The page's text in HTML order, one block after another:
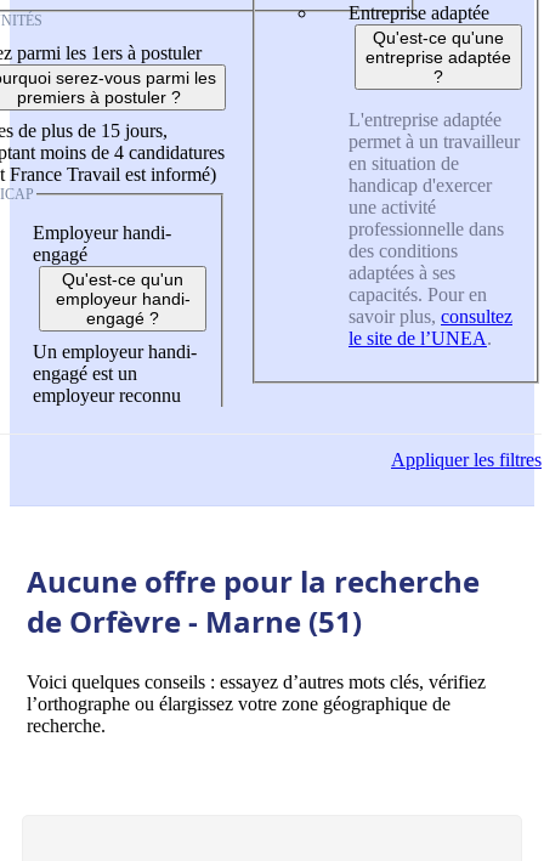
parmi les 1ers à postuler
serez-vous parmi les
premiers à postuler ?
de plus de 15 jours,
moins de 4 candidatures
France Travail est informé)
Employeur handi-
engagé
Qu'est-ce qu'un
employeur handi-
engagé ?
Un employeur handi-
engagé est un
employeur reconnu
Entreprise adaptée
Qu'est-ce qu'une
entreprise adaptée
?
L'entreprise adaptée
permet à un travailleur
en situation de
handicap d'exercer
une activité
professionnelle dans
des conditions
adaptées à ses
capacités. Pour en
savoir plus, consultez
le site de l’UNEA.
Appliquerles filtres
Aucune offre pour la recherche
de Orfèvre - Marne (51)
Voici quelques conseils : essayez d’autres mots clés, vérifiez
l’orthographe ou élargissez votre zone géographique de
recherche.